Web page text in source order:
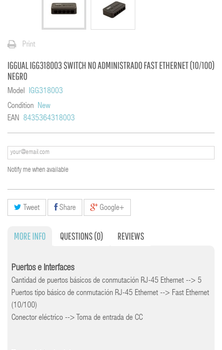
Print
IGGUAL IGG318003 SWITCH NO ADMINISTRADO FAST ETHERNET (10/100)
NEGRO
Model
IGG318003
Condition New
EAN 8435364318003
Notify me when available
Tweet Share Google+
MORE INFO QUESTIONS(0) REVIEWS
Puertos e Interfaces
Cantidad de puertos básicos de conmutación RJ-45 Ethernet --> 5
Puertos tipo básico de conmutación RJ-45 Ethernet --> Fast Ethernet
(10/100)
Conector eléctrico --> Toma de entrada de CC